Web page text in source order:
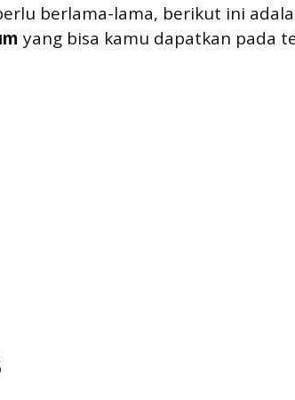
berlama-lama, berikut ini
 yang bisa kamu dapatkan pada